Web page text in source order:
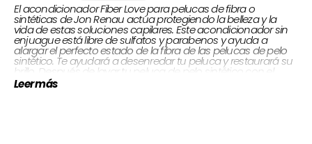
El acondicionador Fiber Love para pelucas de fibra o
sintéticas de Jon Renau actúa protegiendo la belleza y la
vida de estas soluciones capilares. Este acondicionador sin
enjuague está libre de sulfatos y parabenos y ayuda a
alargar el perfecto estado de la fibra de las pelucas de pelo
sintético. Te ayudará a desenredar tu peluca y restaurará su
brillo. Después de lavar tu peluca de pelo sintético con el
champú EasiHair rocía este acondicionador y déjala secar al
aire. ¡Recuerda que con estas pelucas nunca puedes utilizar
Leer más